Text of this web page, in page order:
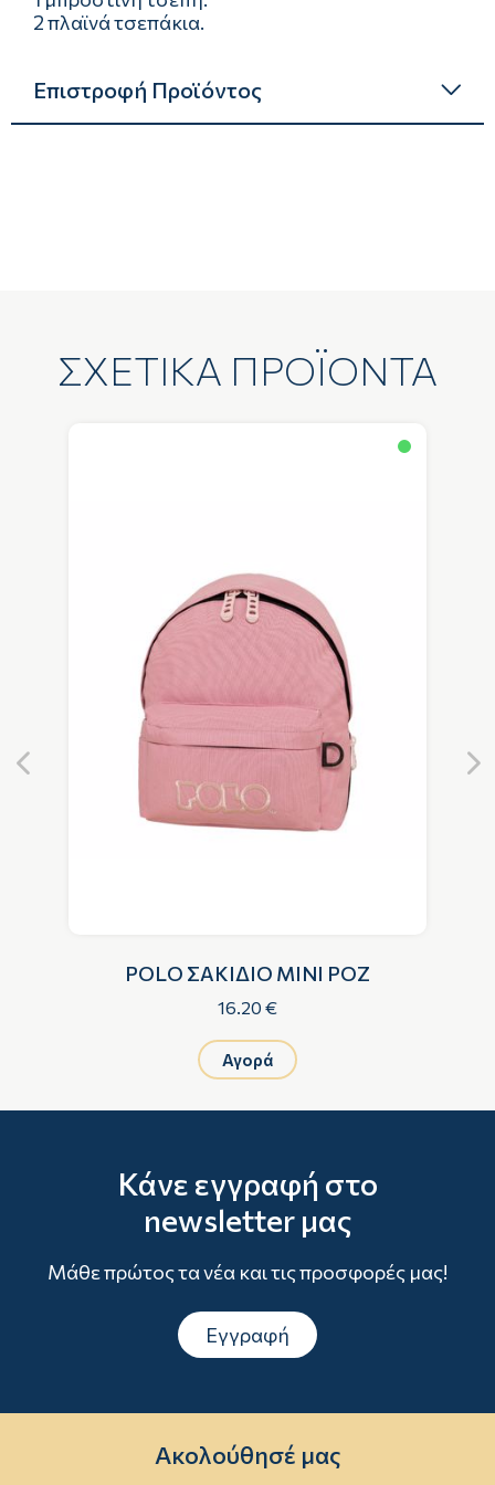
2 πλαϊνά τσεπάκια.
Επιστροφή Προϊόντος
ΣΧΕΤΙΚΑ ΠΡΟΪΟΝΤΑ
POLO ΣΑΚΙΔΙΟ MINI ΡΟΖ
16.20 €
Αγορά
Κάνε εγγραφή στο
newsletter μας
Μάθε πρώτος τα νέα και τις προσφορές μας!
Εγγραφή
Ακολούθησέ μας